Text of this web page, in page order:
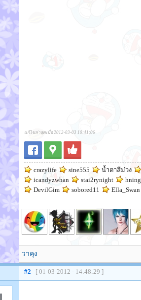
แก้ไขล่าสุดเมื่อ 2012-03-03 10:41:06
crazylife sine555 น้ำตาสีม่วง
icandyzwhan
stai2rynight
DevilGim
sobored11 Ella_Swan
วาคุง
#2 [ 01-03-2012 - 14:48:29 ]